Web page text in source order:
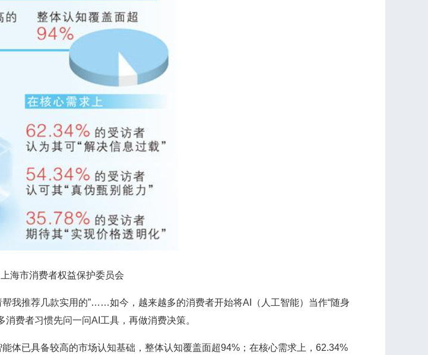
市消费者权益保护委员会
我推荐几款实用的”……如今，越来越多的消费者开始将AI（人工智能）当作“随身
费者习惯先问一问AI工具，再做消费决策。
已具备较高的市场认知基础，整体认知覆盖面超94%；在核心需求上，62.34%